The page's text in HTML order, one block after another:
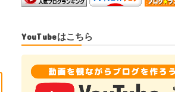
YouTubeはこちら